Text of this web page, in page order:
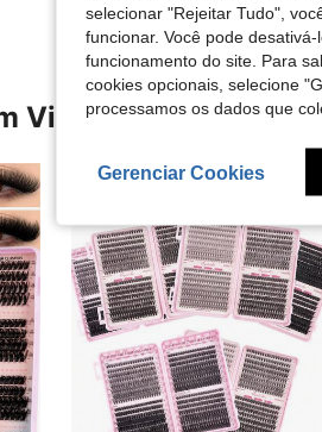
Visitaram
selecionar "Rejeitar Tudo",
funcionar. Você pode
funcionamento do site. Para
cookies opcionais, selecione
processamos os dados que
Gerenciar Cookies